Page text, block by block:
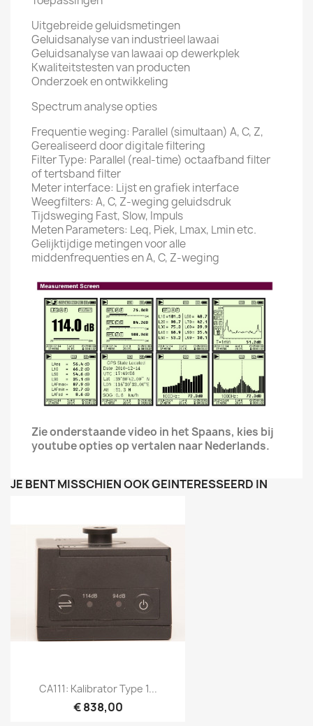
Uitgebreide geluidsmetingen
Geluidsanalyse van industrieel lawaai
Geluidsanalyse van lawaai op dewerkplek
Kwaliteitstesten van producten
Onderzoek en ontwikkeling
Spectrum analyse opties
Frequentie weging: Parallel (simultaan) A, C, Z,
Gerealiseerd door digitale filtering
Filter Type: Parallel (real-time) octaafband filter
of tertsband filter
Meter interface: Lijst en grafiek interface
Weegfilters: A, C, Z-weging geluidsdruk
Tijdsweging Fast, Slow, Impuls
Meten Parameters: Leq, Piek, Lmax, Lmin etc.
Gelijktijdige metingen voor alle
middenfrequenties en A, C, Z-weging
Zie onderstaande video in het Spaans, kies bij
youtube opties op vertalen naar Nederlands.
JE BENT MISSCHIEN OOK GEÏNTERESSEERD IN
 Snel bekijken
CA111: Kalibrator Type 1...
€ 838,00